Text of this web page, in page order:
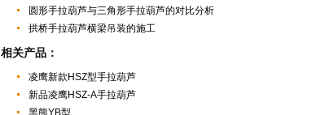
圆形手拉葫芦与三角形手拉葫芦的对比分析
拱桥手拉葫芦横梁吊装的施工
相关产品：
凌鹰新款HSZ型手拉葫芦
新品凌鹰HSZ-A手拉葫芦
黑熊YB型